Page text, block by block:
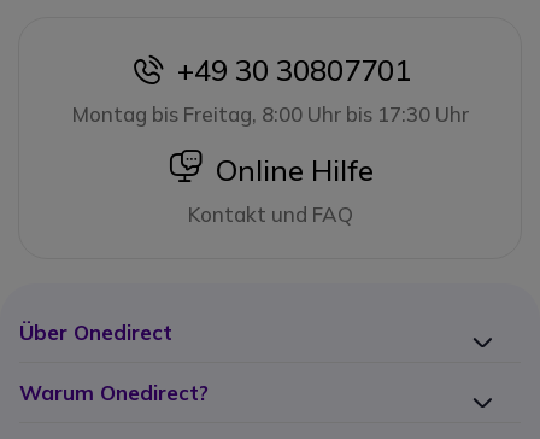
icon
+49 30 30807701
Montag bis Freitag, 8:00 Uhr bis 17:30 Uhr
icon
Online Hilfe
Kontakt und FAQ
Über Onedirect
Warum Onedirect?